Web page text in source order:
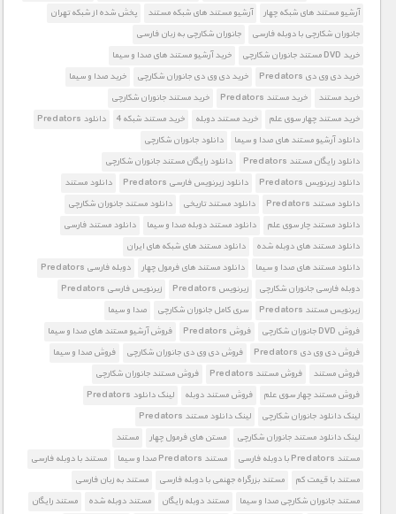
آرشیو مستند های شبکه چهار
آرشیو مستند های شبکه مستند
پخش شده از شبکه تهران
جانوران شکارچی با دوبله فارسی
جانوران شکارچی به زبان فارسی
خرید DVD مستند جانوران شکارچی
خرید آرشیو مستند های صدا و سیما
خرید دی وی دی Predators
خرید دی وی دی جانوران شکارچی
خرید صدا و سیما
خرید مستند
خرید مستند Predators
خرید مستند جانوران شکارچی
خرید مستند چهار سوی علم
خرید مستند دوبله خرید مستند شبکه 4
دانلود Predators
دانلود آرشیو مستند های صدا و سیما
دانلود جانوران شکارچی
دانلود رایگان مستند Predators
دانلود رایگان مستند جانوران شکارچی
دانلود زیرنویس Predators
دانلود زیرنویس فارسی Predators
دانلود مستند
دانلود مستند Predators
دانلود مستند تاریخی
دانلود مستند جانوران شکارچی
دانلود مستند چار سوی علم
دانلود مستند دوبله صدا و سیما
دانلود مستند فارسی
دانلود مستند های دوبله شده
دانلود مستند های شبکه های ایران
دانلود مستند های صدا و سیما
دانلود مستند های فرمول چهار
دوبله فارسی Predators
دوبله فارسی جانوران شکارچی
زیرنویس Predators
زیرنویس فارسی Predators
زیرنویس مستند Predators
سری کامل جانوران شکارچی
صدا و سیما
فروش DVD جانوران شکارچی
فروش Predators
فروش آرشیو مستند های صدا و سیما
فروش دی وی دی Predators
فروش دی وی دی جانوران شکارچی
فروش صدا و سیما
فروش مستند
فروش مستند Predators
فروش مستند جانوران شکارچی
فروش مستند چهار سوی علم
فروش مستند دوبله
لینک دانلود Predators
لینک دانلود جانوران شکارچی
لینک دانلود مستند Predators
لینک دانلود مستند جانوران شکارچی
مستن های فرمول چهار
مستند
مستند Predators با دوبله فارسی
مستند Predators صدا و سیما
مستند با دوبله فارسی
مستند با قیمت کم
مستند بزرگراه جهنمی با دوبله فارسی
مستند به زبان فارسی
مستند جانوران شکارچی صدا و سیما
مستند دوبله رایگان مستند دوبله شده
مستند رایگان